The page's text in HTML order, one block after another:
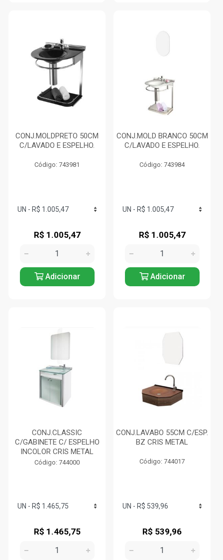
CONJ.MOLDPRETO 50CM
C/LAVADO E ESPELHO.
Código: 743981
R$ 1.005,47
Adicionar
CONJ.MOLD BRANCO 50CM
C/LAVADO E ESPELHO.
Código: 743984
R$ 1.005,47
Adicionar
CONJ.CLASSIC
C/GABINETE C/ ESPELHO
INCOLOR CRIS METAL
Código: 744000
R$ 1.465,75
CONJ.LAVABO 55CM C/ESP.
BZ CRIS METAL
Código: 744017
R$ 539,96